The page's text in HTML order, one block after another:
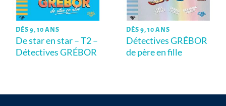
DÈS 9, 10 ANS
De star en star – T2 –
Détectives GRÉBOR
DÈS 9, 10 ANS
Détectives GRÉBOR
de père en fille